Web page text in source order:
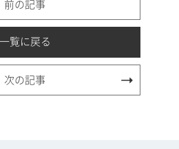
前の記事
一覧に戻る
次の記事